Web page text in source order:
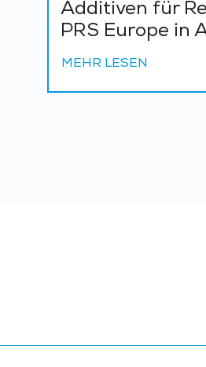
Additiven für
PRS Europe in
MEHR LESEN